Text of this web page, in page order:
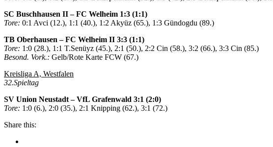
SC Buschhausen II – FC Welheim 1:3 (1:1)
Tore: 0:1 Avci (12.), 1:1 (40.), 1:2 Akyüz (65.), 1:3 Gündogdu (89.)
TB Oberhausen – FC Welheim II 3:3 (1:1)
Tore: 1:0 (28.), 1:1 T.Senüyz (45.), 2:1 (50.), 2:2 Cin (58.), 3:2 (66.), 3:3 Cin (85.)
Besond. Vork.: Gelb/Rote Karte FCW (67.)
Kreisliga A, Westfalen
32.Spieltag
SV Union Neustadt – VfL Grafenwald 3:1 (2:0)
Tore: 1:0 (6.), 2:0 (35.), 2:1 Knipping (62.), 3:1 (72.)
Share this: